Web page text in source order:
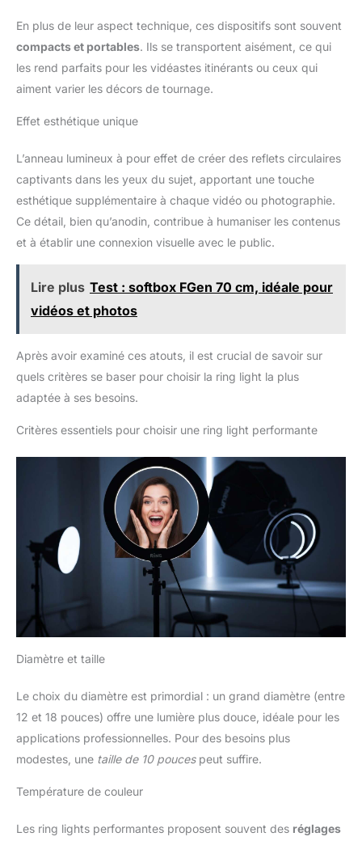
En plus de leur aspect technique, ces dispositifs sont souvent
compacts et portables. Ils se transportent aisément, ce qui
les rend parfaits pour les vidéastes itinérants ou ceux qui
aiment varier les décors de tournage.
Effet esthétique unique
L’anneau lumineux à pour effet de créer des reflets circulaires
captivants dans les yeux du sujet, apportant une touche
esthétique supplémentaire à chaque vidéo ou photographie.
Ce détail, bien qu’anodin, contribue à humaniser les contenus
et à établir une connexion visuelle avec le public.
Lire plus Test : softbox FGen 70 cm, idéale pour
vidéos et photos
Après avoir examiné ces atouts, il est crucial de savoir sur
quels critères se baser pour choisir la ring light la plus
adaptée à ses besoins.
Critères essentiels pour choisir une ring light performante
Diamètre et taille
Le choix du diamètre est primordial : un grand diamètre (entre
12 et 18 pouces) offre une lumière plus douce, idéale pour les
applications professionnelles. Pour des besoins plus
modestes, une taille de 10 poucespeut suffire.
Température de couleur
Les ring lights performantes proposent souvent des réglages